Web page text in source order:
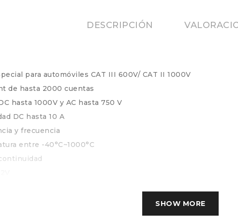
DESCRIPCIÓN
para automóviles CAT III 600V/ CAT II 1000V
de hasta 2000 cuentas
hasta 1000V y AC hasta 750 V
DC hasta 10 A
y frecuencia
entre -40°C~1000°C
SHOW MORE